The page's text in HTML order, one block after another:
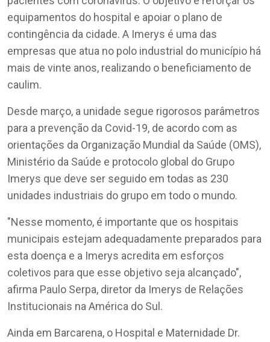
equipamentos do hospital e apoiar o plano de
contingência da cidade. A Imerys é uma das
empresas que atua no polo industrial do município há
mais de vinte anos, realizando o beneficiamento de
caulim.
Desde março, a unidade segue rigorosos parâmetros
para a prevenção da Covid-19, de acordo com as
orientações da Organização Mundial da Saúde (OMS),
Ministério da Saúde e protocolo global do Grupo
Imerys que deve ser seguido em todas as 230
unidades industriais do grupo em todo o mundo.
"Nesse momento, é importante que os hospitais
municipais estejam adequadamente preparados para
esta doença e a Imerys acredita em esforços
coletivos para que esse objetivo seja alcançado",
afirma Paulo Serpa, diretor da Imerys de Relações
Institucionais na América do Sul.
Ainda em Barcarena, o Hospital e Maternidade Dr.